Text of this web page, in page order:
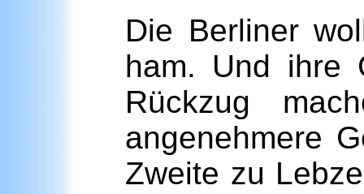
Die Berliner
ham. Und ihre
Rückzug
angenehmere
Zweite zu